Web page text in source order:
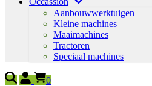
Aanbouwwerktuigen
Kleine machines
Maaimachines
Tractoren
Speciaal machines
0